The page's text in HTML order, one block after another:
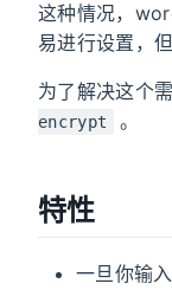
这种情况，
易进行设置，
为了解决这个
encrypt
。
特性
一旦你输